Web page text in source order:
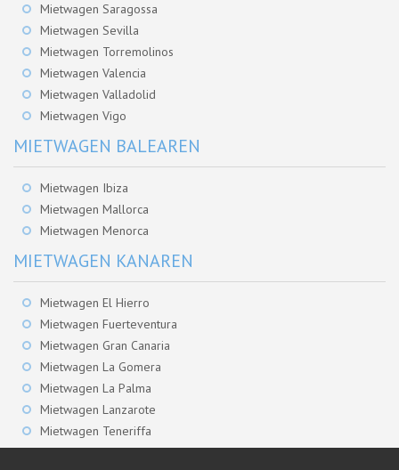
Mietwagen Saragossa
Mietwagen Sevilla
Mietwagen Torremolinos
Mietwagen Valencia
Mietwagen Valladolid
Mietwagen Vigo
MIETWAGEN BALEAREN
Mietwagen Ibiza
Mietwagen Mallorca
Mietwagen Menorca
MIETWAGEN KANAREN
Mietwagen El Hierro
Mietwagen Fuerteventura
Mietwagen Gran Canaria
Mietwagen La Gomera
Mietwagen La Palma
Mietwagen Lanzarote
Mietwagen Teneriffa